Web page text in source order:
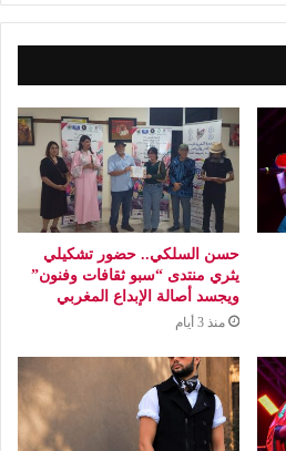
حسن السلكي.. حضور تشكيلي
يثري منتدى “سبو ثقافات وفنون”
ويجسد أصالة الإبداع المغربي
منذ 3 أيام